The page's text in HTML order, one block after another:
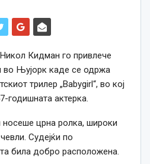
Кидман го привлече
во Њујорк каде се одржа
трилер „Babygirl“, во кој
годишната актерка.
црна ролка, широки
Судејќи по
била добро расположена.